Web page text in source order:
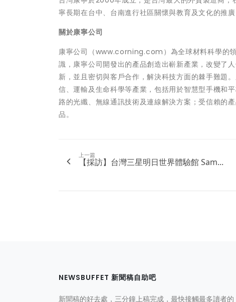
寧長期在台中、台南進行社區關懷與教育及文化的推
關於康寧公司
康寧公司（www.corning.com）為全球材料科學的
識，康寧公司開發出的產品創造出嶄新產業，改變了
新，並且密切與客戶合作，解決科技方面的棘手難題
信、運輸及生命科學等產業，包括用於智慧型手機和
路的光纖、無線通訊技術及連線解決方案；受信賴的
品。
上一篇
【採訪】台灣三星明日世界體驗館 Sam...
NEWSBUFFET 新聞稿自助吧
新聞稿的好去處，三分鐘上稿完成，最快接觸最多讀者的